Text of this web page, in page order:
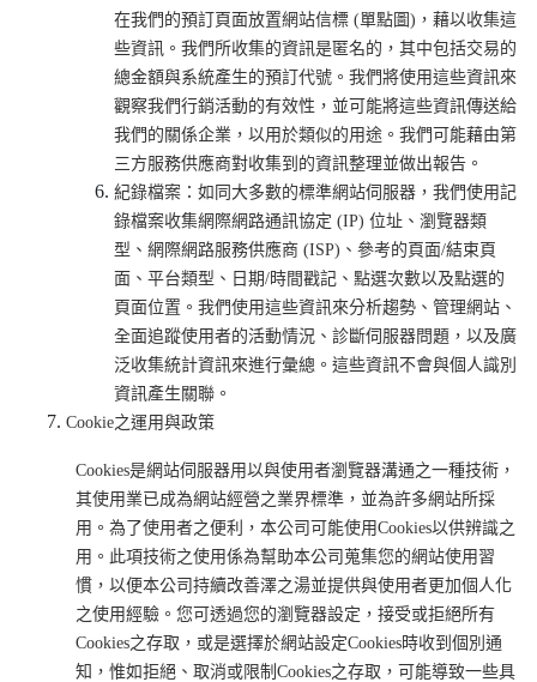
在我們的預訂頁面放置網站信標 (單點圖)，藉以收集這
些資訊。我們所收集的資訊是匿名的，其中包括交易的
總金額與系統產生的預訂代號。我們將使用這些資訊來
觀察我們行銷活動的有效性，並可能將這些資訊傳送給
我們的關係企業，以用於類似的用途。我們可能藉由第
三方服務供應商對收集到的資訊整理並做出報告。
紀錄檔案：如同大多數的標準網站伺服器，我們使用記
錄檔案收集網際網路通訊協定 (IP) 位址、瀏覽器類
型、網際網路服務供應商 (ISP)、參考的頁面/結束頁
面、平台類型、日期/時間戳記、點選次數以及點選的
頁面位置。我們使用這些資訊來分析趨勢、管理網站、
全面追蹤使用者的活動情況、診斷伺服器問題，以及廣
泛收集統計資訊來進行彙總。這些資訊不會與個人識別
資訊產生關聯。
Cookie之運用與政策
Cookies是網站伺服器用以與使用者瀏覽器溝通之一種技術，
其使用業已成為網站經營之業界標準，並為許多網站所採
用。為了使用者之便利，本公司可能使用Cookies以供辨識之
用。此項技術之使用係為幫助本公司蒐集您的網站使用習
慣，以便本公司持續改善澤之湯並提供與使用者更加個人化
之使用經驗。您可透過您的瀏覽器設定，接受或拒絕所有
Cookies之存取，或是選擇於網站設定Cookies時收到個別通
知，惟如拒絕、取消或限制Cookies之存取，可能導致一些具